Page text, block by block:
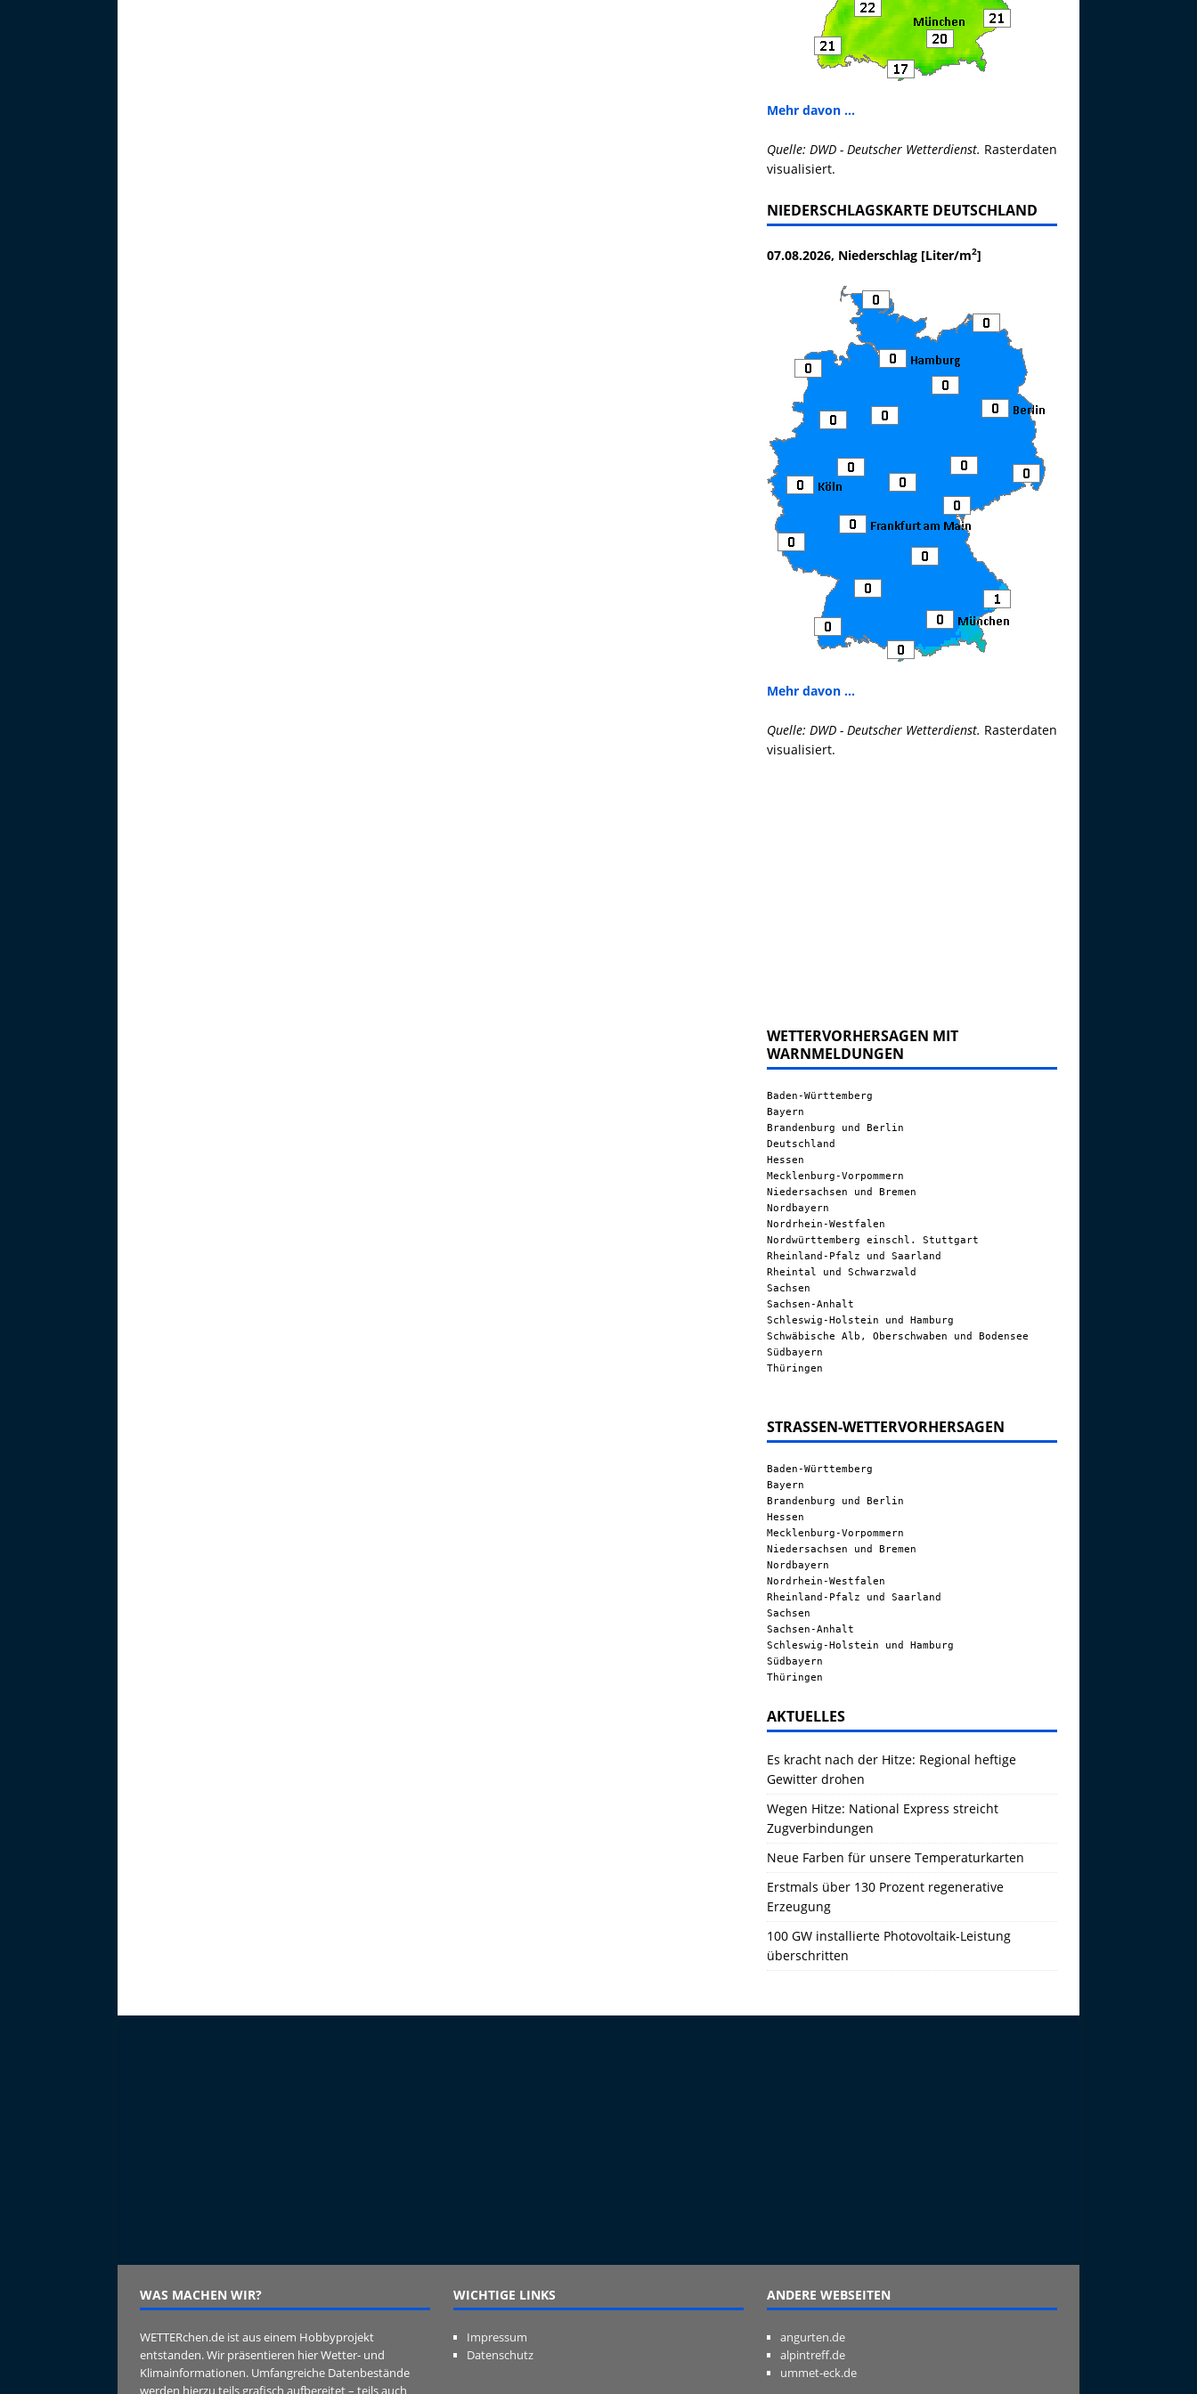
Mehr davon ...
Quelle: DWD - Deutscher Wetterdienst. Rasterdaten
visualisiert.
NIEDERSCHLAGSKARTE DEUTSCHLAND
07.08.2026, Niederschlag [Liter/m2]
Mehr davon ...
Quelle: DWD - Deutscher Wetterdienst. Rasterdaten
visualisiert.
WETTERVORHERSAGEN MIT
WARNMELDUNGEN
Baden-Württemberg
Bayern
Brandenburg und Berlin
Deutschland
Hessen
Mecklenburg-Vorpommern
Niedersachsen und Bremen
Nordbayern
Nordrhein-Westfalen
Nordwürttemberg einschl. Stuttgart
Rheinland-Pfalz und Saarland
Rheintal und Schwarzwald
Sachsen
Sachsen-Anhalt
Schleswig-Holstein und Hamburg
Schwäbische Alb, Oberschwaben und Bodensee
Südbayern
Thüringen
STRASSEN-WETTERVORHERSAGEN
Baden-Württemberg
Bayern
Brandenburg und Berlin
Hessen
Mecklenburg-Vorpommern
Niedersachsen und Bremen
Nordbayern
Nordrhein-Westfalen
Rheinland-Pfalz und Saarland
Sachsen
Sachsen-Anhalt
Schleswig-Holstein und Hamburg
Südbayern
Thüringen
AKTUELLES
Es kracht nach der Hitze: Regional heftige
Gewitter drohen
Wegen Hitze: National Express streicht
Zugverbindungen
Neue Farben für unsere Temperaturkarten
Erstmals über 130 Prozent regenerative
Erzeugung
100 GW installierte Photovoltaik-Leistung
überschritten
WAS MACHEN WIR?
WETTERchen.de ist aus einem Hobbyprojekt
entstanden. Wir präsentieren hier Wetter- und
Klimainformationen. Umfangreiche Datenbestände
werden hierzu teils grafisch aufbereitet – teils auch
WICHTIGE LINKS
Impressum
Datenschutz
ANDERE WEBSEITEN
angurten.de
alpintreff.de
ummet-eck.de